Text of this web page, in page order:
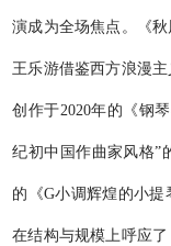
演成为全场焦点。《
王乐游借鉴西方浪漫
创作于2020年的《钢
纪初中国作曲家风格”
的《G小调辉煌的小提
在结构与规模上呼应